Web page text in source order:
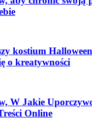
kostium
o kreatywności
W Jakie
Online